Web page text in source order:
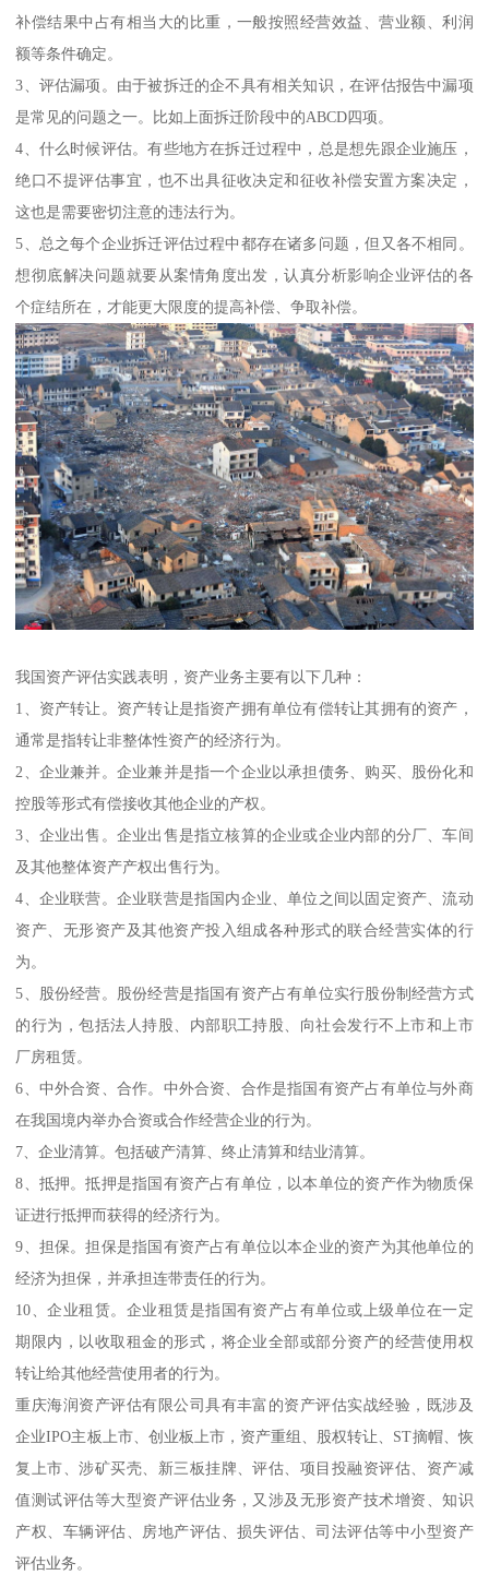
补偿结果中占有相当大的比重，一般按照经营效益、营业额、利润
额等条件确定。
3、评估漏项。由于被拆迁的企不具有相关知识，在评估报告中漏项
是常见的问题之一。比如上面拆迁阶段中的ABCD四项。
4、什么时候评估。有些地方在拆迁过程中，总是想先跟企业施压，
绝口不提评估事宜，也不出具征收决定和征收补偿安置方案决定，
这也是需要密切注意的违法行为。
5、总之每个企业拆迁评估过程中都存在诸多问题，但又各不相同。
想彻底解决问题就要从案情角度出发，认真分析影响企业评估的各
个症结所在，才能更大限度的提高补偿、争取补偿。
我国资产评估实践表明，资产业务主要有以下几种：
1、资产转让。资产转让是指资产拥有单位有偿转让其拥有的资产，
通常是指转让非整体性资产的经济行为。
2、企业兼并。企业兼并是指一个企业以承担债务、购买、股份化和
控股等形式有偿接收其他企业的产权。
3、企业出售。企业出售是指立核算的企业或企业内部的分厂、车间
及其他整体资产产权出售行为。
4、企业联营。企业联营是指国内企业、单位之间以固定资产、流动
资产、无形资产及其他资产投入组成各种形式的联合经营实体的行
为。
5、股份经营。股份经营是指国有资产占有单位实行股份制经营方式
的行为，包括法人持股、内部职工持股、向社会发行不上市和上市
厂房租赁。
6、中外合资、合作。中外合资、合作是指国有资产占有单位与外商
在我国境内举办合资或合作经营企业的行为。
7、企业清算。包括破产清算、终止清算和结业清算。
8、抵押。抵押是指国有资产占有单位，以本单位的资产作为物质保
证进行抵押而获得的经济行为。
9、担保。担保是指国有资产占有单位以本企业的资产为其他单位的
经济为担保，并承担连带责任的行为。
10、企业租赁。企业租赁是指国有资产占有单位或上级单位在一定
期限内，以收取租金的形式，将企业全部或部分资产的经营使用权
转让给其他经营使用者的行为。
重庆海润资产评估有限公司具有丰富的资产评估实战经验，既涉及
企业IPO主板上市、创业板上市，资产重组、股权转让、ST摘帽、恢
复上市、涉矿买壳、新三板挂牌、评估、项目投融资评估、资产减
值测试评估等大型资产评估业务，又涉及无形资产技术增资、知识
产权、车辆评估、房地产评估、损失评估、司法评估等中小型资产
评估业务。